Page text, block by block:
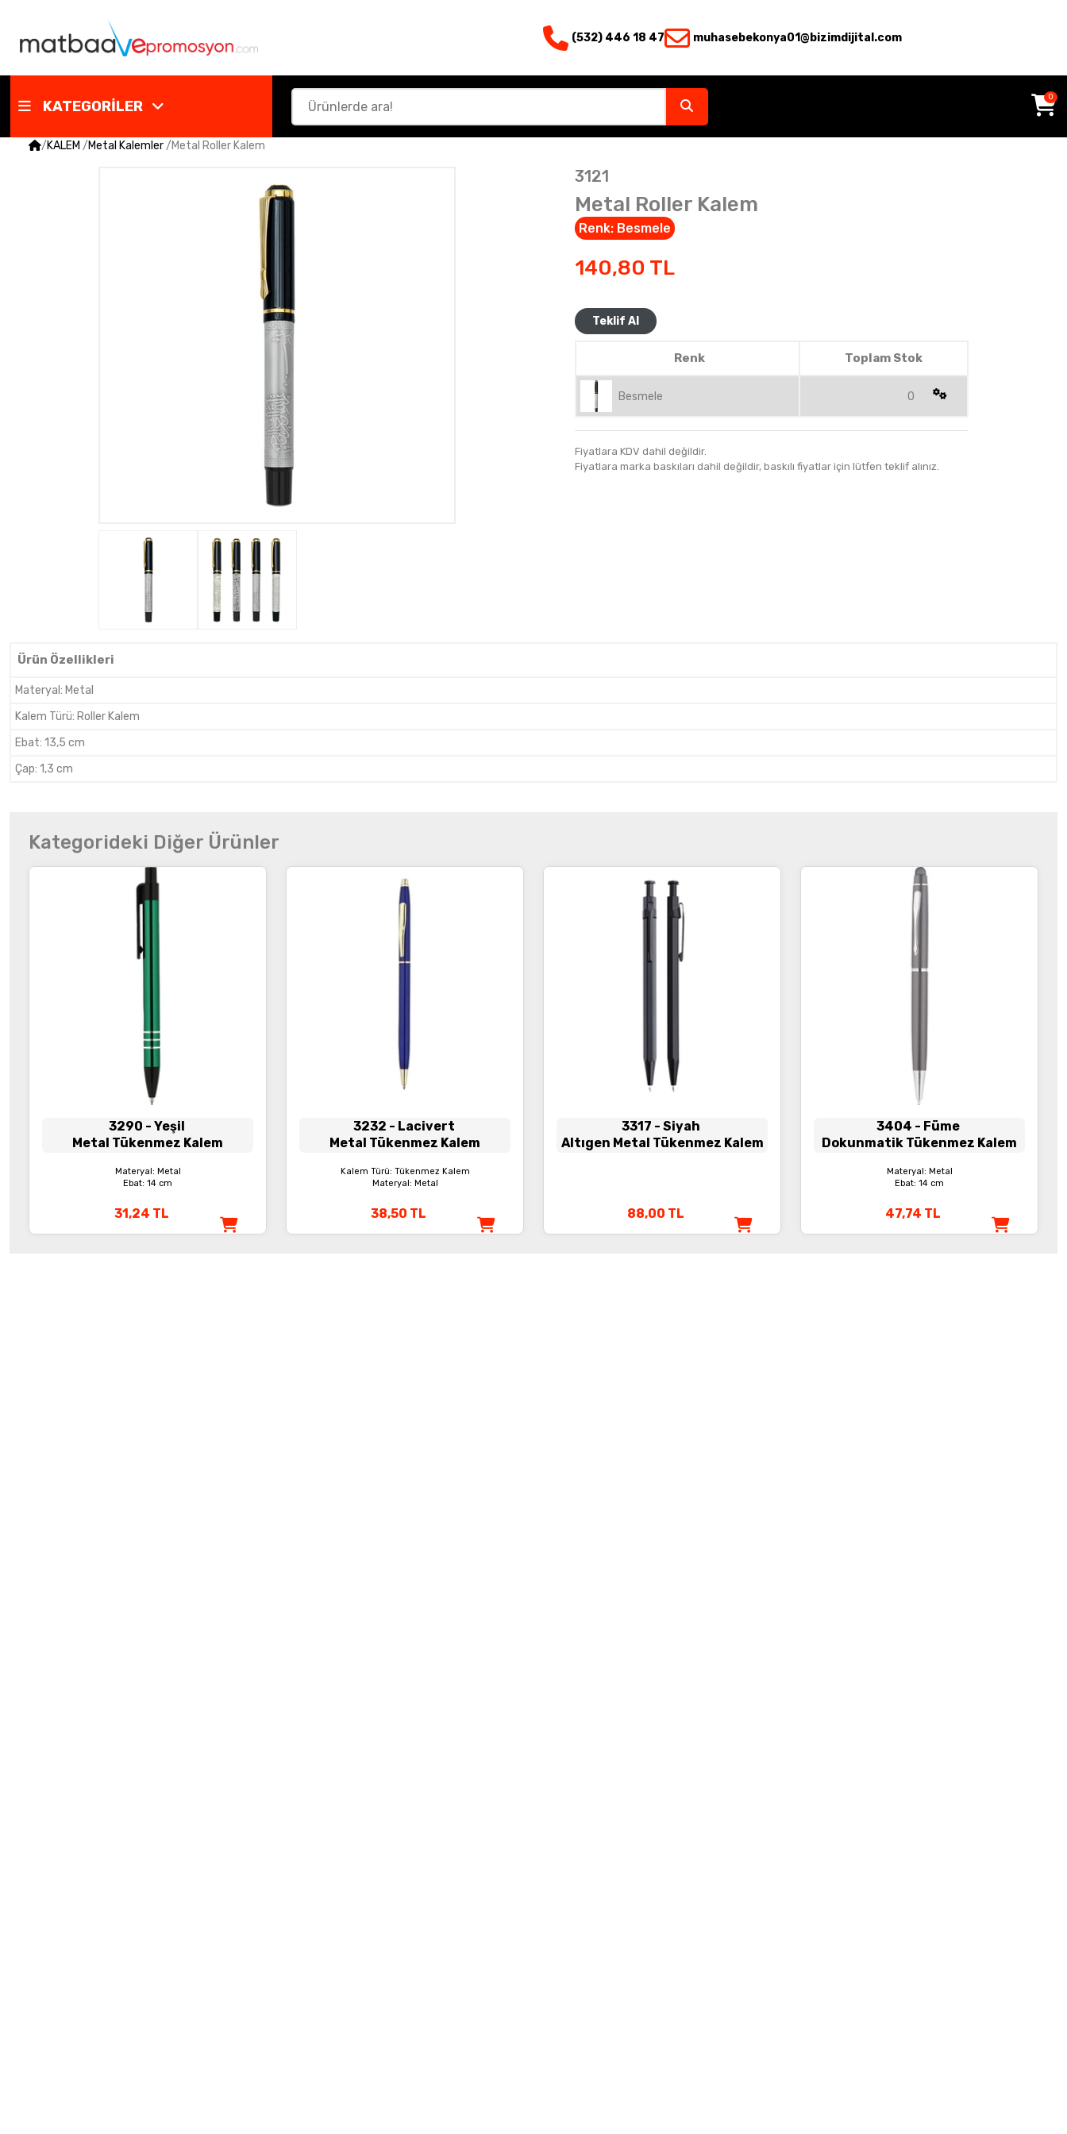
(532) 446 18 47 muhasebekonya01@bizimdijital.com
KATEGORİLER
0
/KALEM /Metal Kalemler/Metal Roller Kalem
3121
Metal Roller Kalem
Renk: Besmele
140,80 TL
Teklif Al
Renk Toplam Stok
Besmele 0
Fiyatlara KDV dahil değildir.
Fiyatlara marka baskıları dahil değildir, baskılı fiyatlar için lütfen teklif alınız.
Ürün Özellikleri
Materyal : Metal
Kalem Türü: Roller Kalem
Ebat: 13,5 cm
Çap: 1,3 cm
Kategorideki Diğer Ürünler
3290 - Yeşil
Metal Tükenmez Kalem
Materyal: Metal
Ebat: 14 cm
31,24 TL
3232 - Lacivert
Metal Tükenmez Kalem
Kalem Türü: Tükenmez Kalem
Materyal: Metal
38,50 TL
3317 - Siyah
Altıgen Metal Tükenmez Kalem
88,00 TL
3404 - Füme
Dokunmatik Tükenmez Kalem
Materyal: Metal
Ebat: 14 cm
47,74 TL